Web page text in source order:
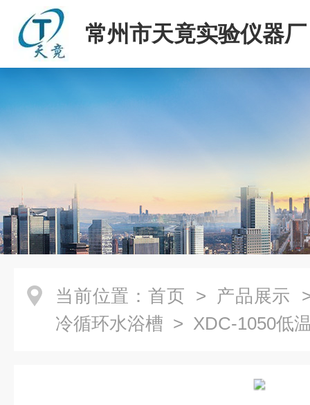
常州市天竟实验仪器厂
当前位置： 首页 > 产品展示
冷循环水浴槽 > XDC-1050低